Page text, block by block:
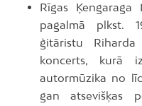
Rīgas
pagalmā plkst.
ģitāristu
koncerts, kurā
autormūzika no
gan atsevišķas